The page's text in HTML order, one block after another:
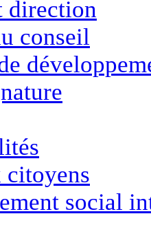
direction
conseil
citoyens
social